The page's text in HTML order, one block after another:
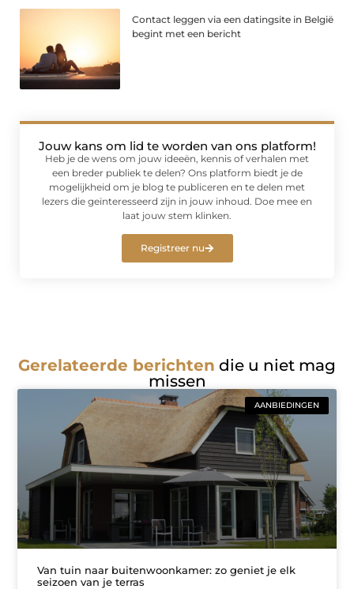
Contact leggen via een datingsite in België
begint met een bericht
Jouw kans om lid te worden van ons platform!
Heb je de wens om jouw ideeën, kennis of verhalen met
een breder publiek te delen? Ons platform biedt je de
mogelijkheid om je blog te publiceren en te delen met
lezers die geïnteresseerd zijn in jouw inhoud. Doe mee en
laat jouw stem klinken.
Registreer nu
Gerelateerde berichten die u niet mag
missen
AANBIEDINGEN
Van tuin naar buitenwoonkamer: zo geniet je elk
seizoen van je terras